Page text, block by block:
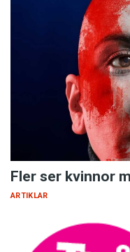
Fler ser kvinnor
ARTIKLAR